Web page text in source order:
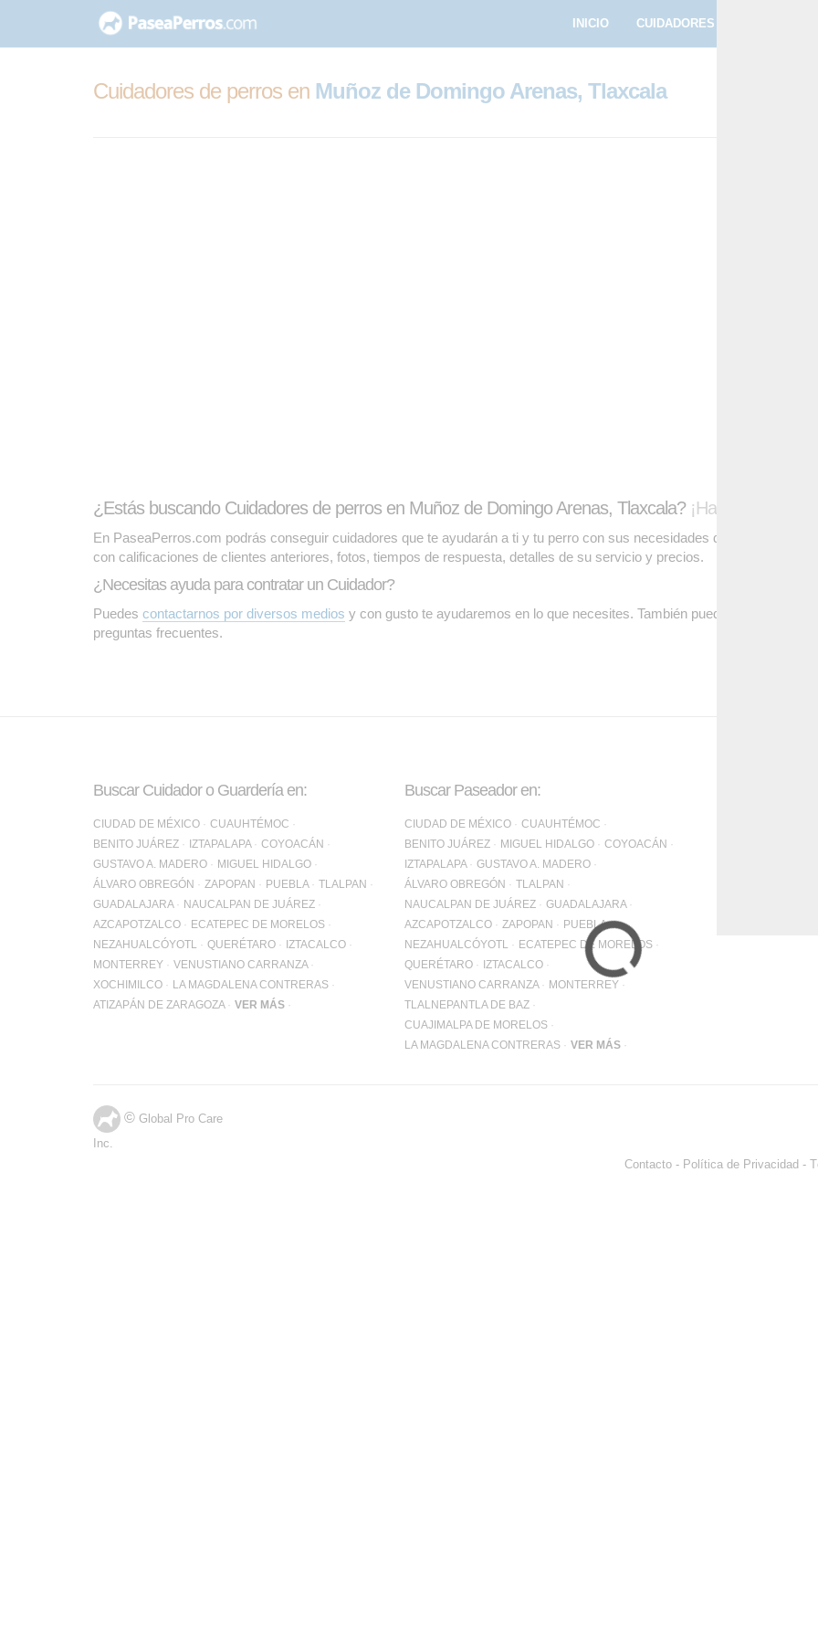
contenido
INICIO CUIDADORES
Cuidadores de perros en Muñoz de Domingo Arenas, Tlaxcala
¿Estás buscando Cuidadores de perros en Muñoz de Domingo Arenas, Tlaxcala? ¡Has llegado al
En PaseaPerros.com podrás conseguir cuidadores que te ayudarán a ti y tu perro con sus necesidades de cuidado.
con calificaciones de clientes anteriores, fotos, tiempos de respuesta, detalles de su servicio y precios.
¿Necesitas ayuda para contratar un Cuidador?
Puedes contactarnos por diversos medios y con gusto te ayudaremos en lo que necesites. También puedes visitar
preguntas frecuentes.
Buscar Cuidador o Guardería en:
CIUDAD DE MÉXICO
CUAUHTÉMOC
BENITO JUÁREZ
IZTAPALAPA
COYOACÁN
GUSTAVO A. MADERO
MIGUEL HIDALGO
ÁLVARO OBREGÓN
ZAPOPAN PUEBLA
TLALPAN
GUADALAJARA
NAUCALPAN DE JUÁREZ
AZCAPOTZALCO
ECATEPEC DE MORELOS
NEZAHUALCÓYOTL
QUERÉTARO
IZTACALCO
MONTERREY
VENUSTIANO CARRANZA
XOCHIMILCO
LA MAGDALENA CONTRERAS
ATIZAPÁN DE ZARAGOZA
VER MÁS
Buscar Paseador en:
CIUDAD DE MÉXICO
CUAUHTÉMOC
BENITO JUÁREZ
MIGUEL HIDALGO
COYOACÁN
IZTAPALAPA
GUSTAVO A. MADERO
ÁLVARO OBREGÓN
TLALPAN
NAUCALPAN DE JUÁREZ
GUADALAJARA
AZCAPOTZALCO
ZAPOPAN
PUEBLA
NEZAHUALCÓYOTL
ECATEPEC DE MORELOS
QUERÉTARO
IZTACALCO
VENUSTIANO CARRANZA
MONTERREY
TLALNEPANTLA DE BAZ
CUAJIMALPA DE MORELOS
LA MAGDALENA CONTRERAS
VER MÁS
Contacto - Política de Privacidad -
© Global Pro Care
Inc.